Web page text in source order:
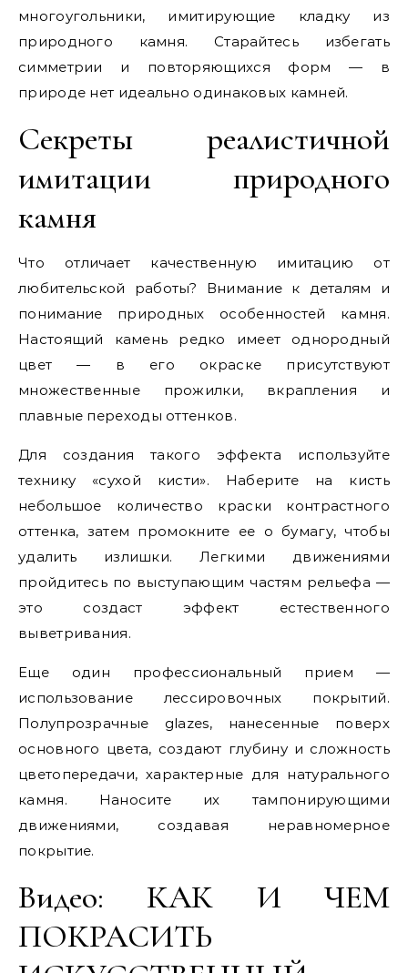
многоугольники, имитирующие кладку из
природного камня. Старайтесь избегать
симметрии и повторяющихся форм — в
природе нет идеально одинаковых камней.
Секреты реалистичной
имитации природного
камня
Что отличает качественную имитацию от
любительской работы? Внимание к деталям и
понимание природных особенностей камня.
Настоящий камень редко имеет однородный
цвет — в его окраске присутствуют
множественные прожилки, вкрапления и
плавные переходы оттенков.
Для создания такого эффекта используйте
технику «сухой кисти». Наберите на кисть
небольшое количество краски контрастного
оттенка, затем промокните ее о бумагу, чтобы
удалить излишки. Легкими движениями
пройдитесь по выступающим частям рельефа —
это создаст эффект естественного
выветривания.
Еще один профессиональный прием —
использование лессировочных покрытий.
Полупрозрачные glazes, нанесенные поверх
основного цвета, создают глубину и сложность
цветопередачи, характерные для натурального
камня. Наносите их тампонирующими
движениями, создавая неравномерное
покрытие.
Видео: КАК И ЧЕМ
ПОКРАСИТЬ